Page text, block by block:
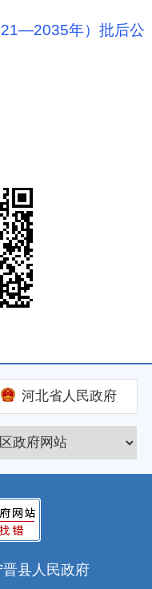
年）批后公
河北省人民政府
县人民政府